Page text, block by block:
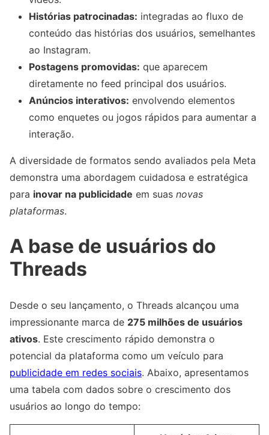
Histórias patrocinadas: integradas ao fluxo de
conteúdo das histórias dos usuários, semelhantes
ao Instagram.
Postagens promovidas: que aparecem
diretamente no feed principal dos usuários.
Anúncios interativos: envolvendo elementos
como enquetes ou jogos rápidos para aumentar a
interação.
A diversidade de formatos sendo avaliados pela Meta
demonstra uma abordagem cuidadosa e estratégica
para inovar na publicidade em suas novas
plataformas.
A base de usuários do
Threads
Desde o seu lançamento, o Threads alcançou uma
impressionante marca de 275 milhões de usuários
ativos. Este crescimento rápido demonstra o
potencial da plataforma como um veículo para
publicidade em redes sociais. Abaixo, apresentamos
uma tabela com dados sobre o crescimento dos
usuários ao longo do tempo: